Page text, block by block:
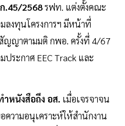
.45/2568รฟท. แต่งตั้งคณะ
งทุนโครงการฯ มีหน้าที่
ญญาตามมติ กพอ. ครั้งที่ 4/67
ระกาศ EEC Track และ
หนังสือถึง อส. เมื่อเจรจาจน
วามอนุเคราะห์ให้สำนักงาน